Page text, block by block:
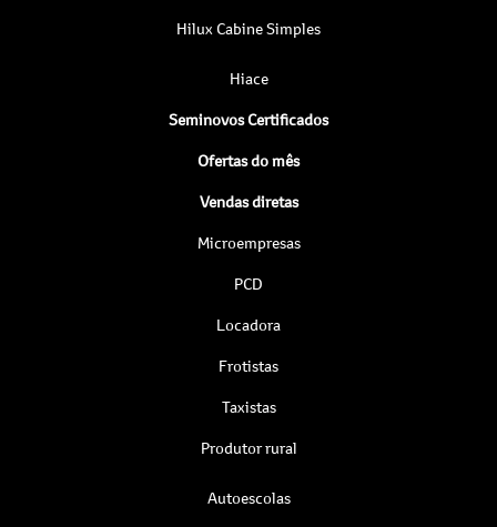
Hilux Cabine Simples
Hiace
Seminovos Certificados
Ofertas do mês
Vendas diretas
Microempresas
PCD
Locadora
Frotistas
Taxistas
Produtor rural
Autoescolas